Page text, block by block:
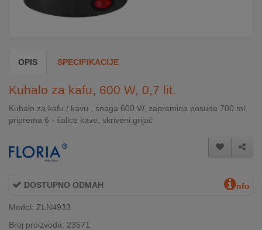
KLIMATIZACIJA
&
INTERNO
OPIS SPECIFIKACIJE
Kuhalo za kafu, 600 W, 0,7 lit.
Kuhalo za kafu / kavu , snaga 600 W, zapremina posude 700 ml,
priprema 6 - šalice kave, skriveni grijač
DOSTUPNO ODMAH nfo
Model: ZLN4933
Broj proizvoda: 23571